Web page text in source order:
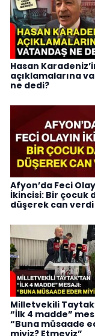
Hasan
açıklamalarına
ne dedi?
Afyon’da Feci
İkincisi: Bir çocuk
düşerek can verdi
Milletvekili
“İlk 4 madde”
“Buna müsaade
miyiz? Etmeyiz”